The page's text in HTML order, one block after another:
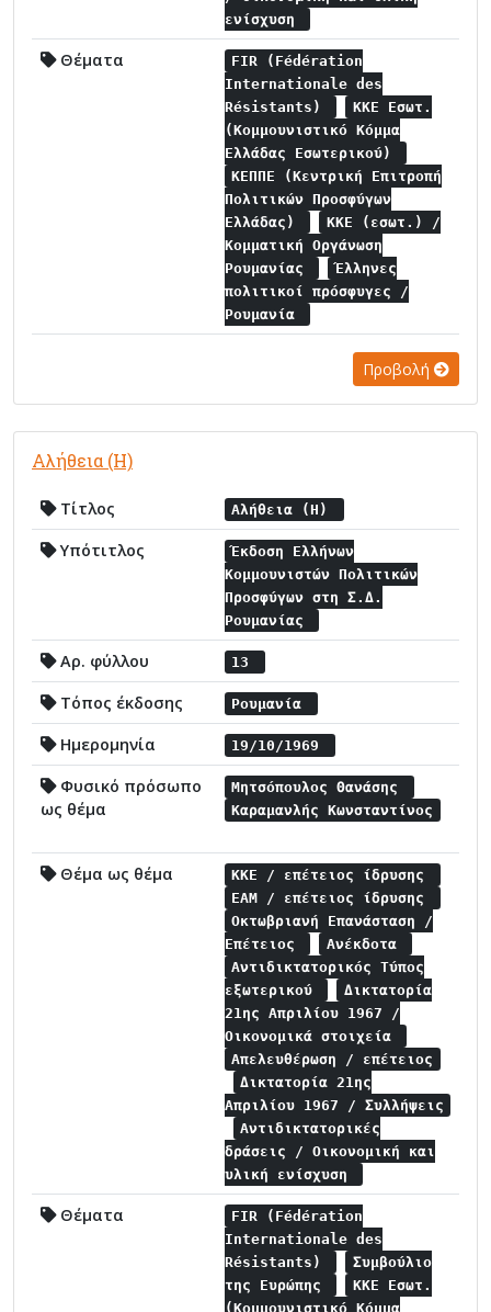
ενίσχυση
Θέματα
FIR (Fédération
Internationale des
Résistants)
ΚΚΕ Εσωτ.
(Κομμουνιστικό Κόμμα
Ελλάδας Εσωτερικού)
ΚΕΠΠΕ (Κεντρική Επιτροπή
Πολιτικών Προσφύγων
Ελλάδας)
ΚΚΕ (εσωτ.) /
Κομματική Οργάνωση
Ρουμανίας
Έλληνες
πολιτικοί πρόσφυγες /
Ρουμανία
Προβολή
Αλήθεια (Η)
Τίτλος Αλήθεια (Η)
Υπότιτλος
Έκδοση Ελλήνων
Κομμουνιστών Πολιτικών
Προσφύγων στη Σ.Δ.
Ρουμανίας
Αρ. φύλλου 13
Τόπος έκδοσης Ρουμανία
Ημερομηνία 19/10/1969
Φυσικό πρόσωπο
ως θέμα
Μητσόπουλος Θανάσης
Καραμανλής Κωνσταντίνος
Θέμα ως θέμα
ΚΚΕ / επέτειος ίδρυσης
ΕΑΜ / επέτειος ίδρυσης
Οκτωβριανή Επανάσταση /
Επέτειος
Ανέκδοτα
Αντιδικτατορικός Τύπος
εξωτερικού
Δικτατορία
21ης Απριλίου 1967 /
Οικονομικά στοιχεία
Απελευθέρωση / επέτειος
Δικτατορία 21ης
Απριλίου 1967 / Συλλήψεις
Αντιδικτατορικές
δράσεις / Οικονομική και
υλική ενίσχυση
Θέματα
FIR (Fédération
Internationale des
Résistants)
Συμβούλιο
της Ευρώπης
ΚΚΕ Εσωτ.
(Κομμουνιστικό Κόμμα